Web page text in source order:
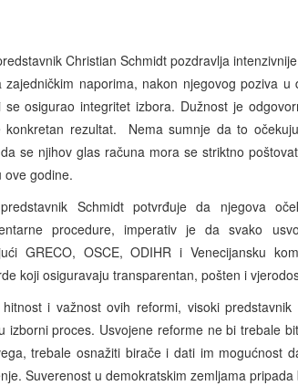
Christian Schmidt pozdravlja
zajedničkim naporima, nakon njegovog poziva
se osigurao integritet izbora. Dužnost je
konkretan rezultat. Nema sumnje da to
se njihov glas računa mora se striktno
ove godine.
Schmidt potvrđuje da njegova
procedure, imperativ je da svako
GRECO, OSCE, ODIHR i Venecijansku
koji osiguravaju transparentan, pošten i
hitnost i važnost ovih reformi, visoki
izborni proces. Usvojene reforme ne bi trebale
trebale osnažiti birače i dati im mogućnost
Suverenost u demokratskim zemljama